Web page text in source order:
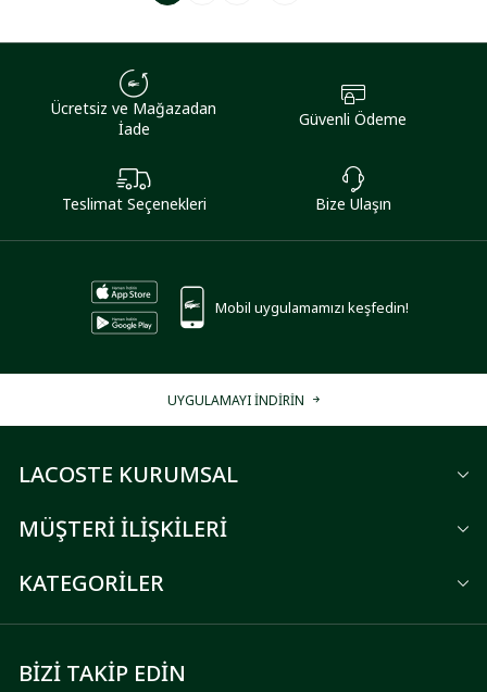
Ücretsiz ve Mağazadan
İade
Güvenli Ödeme
Teslimat Seçenekleri Bize Ulaşın
Mobil uygulamamızı keşfedin!
UYGULAMAYI İNDİRİN
LACOSTE KURUMSAL
MÜŞTERİ İLİŞKİLERİ
KATEGORİLER
BİZİ TAKİP EDİN